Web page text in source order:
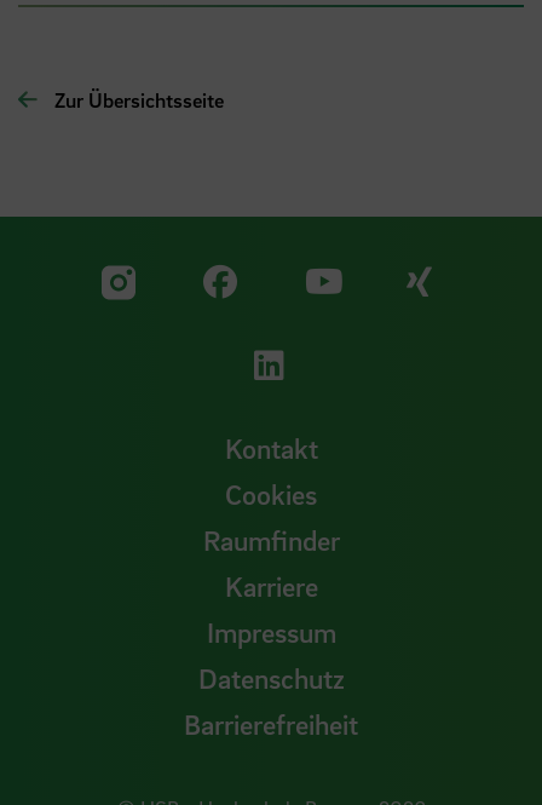
Zur Übersichtsseite
Zu unserer Facebook
Zu
Zu unserer
Kontakt
Cookies
Raumfinder
Karriere
Impressum
Datenschutz
Barrierefreiheit